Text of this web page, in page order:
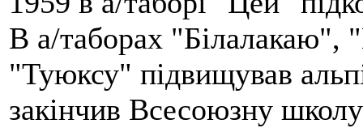
В а/таборах "Білалакаю",
"Туюксу" підвищував
закінчив Всесоюзну